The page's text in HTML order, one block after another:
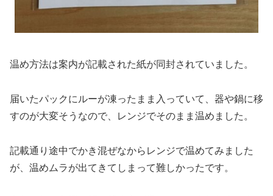
温め方法は案内が記載された紙が同封されていました。
届いたパックにルーが凍ったまま入っていて、器や鍋に移
すのが大変そうなので、レンジでそのまま温めました。
記載通り途中でかき混ぜなからレンジで温めてみました
が、温めムラが出てきてしまって難しかったです。